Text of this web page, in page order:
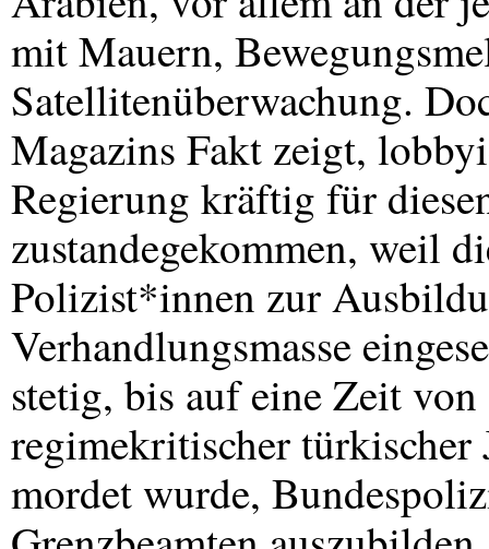
mit Mauern,
Satellitenüberwachung.
Magazins Fakt zeigt,
Regierung kräftig für
zustandegekommen, weil
Polizist*innen zur
Verhandlungsmasse
stetig, bis auf eine Zeit
regimekritischer türkischer
mordet wurde,